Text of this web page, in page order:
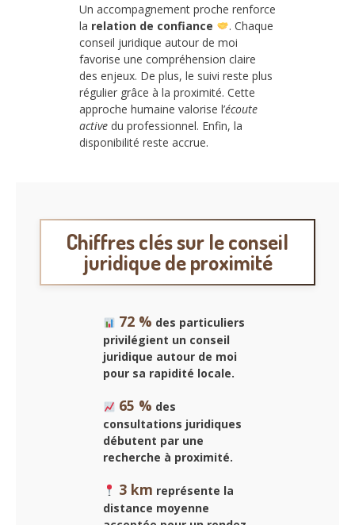
Un accompagnement proche renforce
la relation de confiance
. Chaque
conseil juridique autour de moi
favorise une compréhension claire
des enjeux. De plus, le suivi reste plus
régulier grâce à la proximité. Cette
approche humaine valorise l’écoute
active du professionnel. Enfin, la
disponibilité reste accrue.
Chiffres clés sur le conseil
juridique de proximité
72 % des particuliers
privilégient un conseil
juridique autour de moi
pour sa rapidité locale.
65 % des
consultations juridiques
débutent par une
recherche à proximité.
3 km représente la
distance moyenne